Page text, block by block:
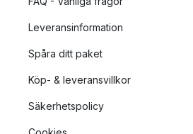
Leveransinformation
Spåra ditt paket
Köp- & leveransvillkor
Säkerhetspolicy